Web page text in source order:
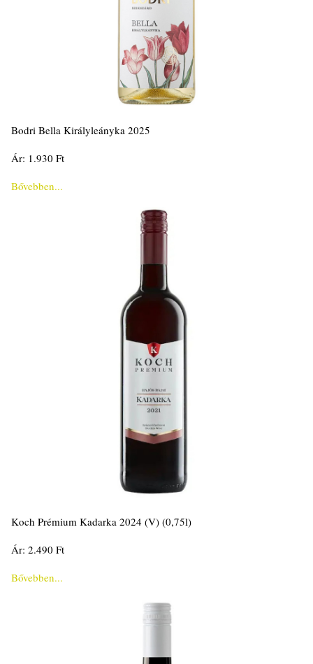
Bodri Bella Királyleányka 2025
Ár: 1.930 Ft
Bővebben...
Koch Prémium Kadarka 2024 (V) (0,75l)
Ár: 2.490 Ft
Bővebben...